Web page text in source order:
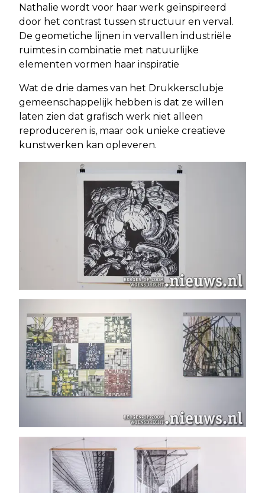
Nathalie wordt voor haar werk geïnspireerd
door het contrast tussen structuur en verval.
De geometiche lijnen in vervallen industriële
ruimtes in combinatie met natuurlijke
elementen vormen haar inspiratie
Wat de drie dames van het Drukkersclubje
gemeenschappelijk hebben is dat ze willen
laten zien dat grafisch werk niet alleen
reproduceren is, maar ook unieke creatieve
kunstwerken kan opleveren.